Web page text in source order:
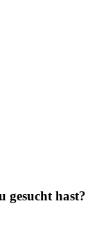
gesucht hast?